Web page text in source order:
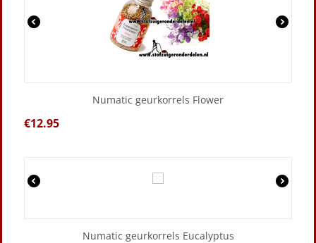
Numatic geurkorrels Flower
€12.95
Numatic geurkorrels Eucalyptus